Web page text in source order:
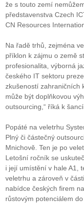
že s touto zemí
představenstva Czech
CN Resources
Na řadě trhů, zejména
příklon k zájmu o země
profesionalita, výborná
českého IT sektoru
zkušeností zahraničních
může být doplňkovou
outsourcing,“ říká k
Popáté na veletrhu
Plný či částečný
Mnichově. Ten je po
Letošní ročník se
i její umístění v hale A1,
veletrhu a zároveň v
nabídce českých firem
růstovým potenciálem